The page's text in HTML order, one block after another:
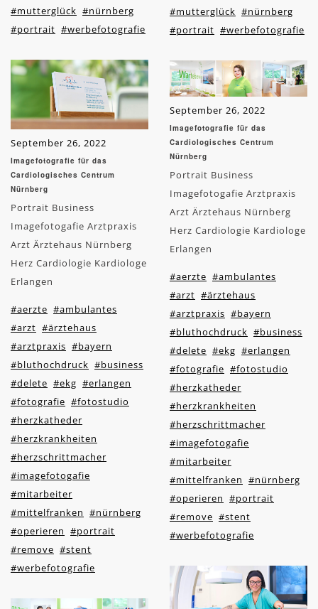
#mutterglück #nürnberg
#portrait #werbefotografie
September 26, 2022
Imagefotografie für das
Cardiologisches Centrum
Nürnberg
Portrait Business
Imagefotogafie Arztpraxis
Arzt Ärztehaus Nürnberg
Herz Cardiologie Kardiologe
Erlangen
#aerzte #ambulantes
#arzt #ärztehaus
#arztpraxis #bayern
#bluthochdruck #business
#delete #ekg #erlangen
#fotografie #fotostudio
#herzkatheder
#herzkrankheiten
#herzschrittmacher
#imagefotogafie
#mitarbeiter
#mittelfranken #nürnberg
#operieren #portrait
#remove #stent
#werbefotografie
#mutterglück #nürnberg
#portrait #werbefotografie
September 26, 2022
Imagefotografie für das
Cardiologisches Centrum
Nürnberg
Portrait Business
Imagefotogafie Arztpraxis
Arzt Ärztehaus Nürnberg
Herz Cardiologie Kardiologe
Erlangen
#aerzte #ambulantes
#arzt #ärztehaus
#arztpraxis #bayern
#bluthochdruck #business
#delete #ekg #erlangen
#fotografie #fotostudio
#herzkatheder
#herzkrankheiten
#herzschrittmacher
#imagefotogafie
#mitarbeiter
#mittelfranken #nürnberg
#operieren #portrait
#remove #stent
#werbefotografie